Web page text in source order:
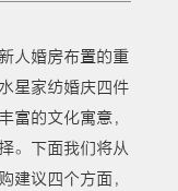
人婚房布置的重
星家纺婚庆四件
富的文化寓意，
。下面我们将从
建议四个方面，